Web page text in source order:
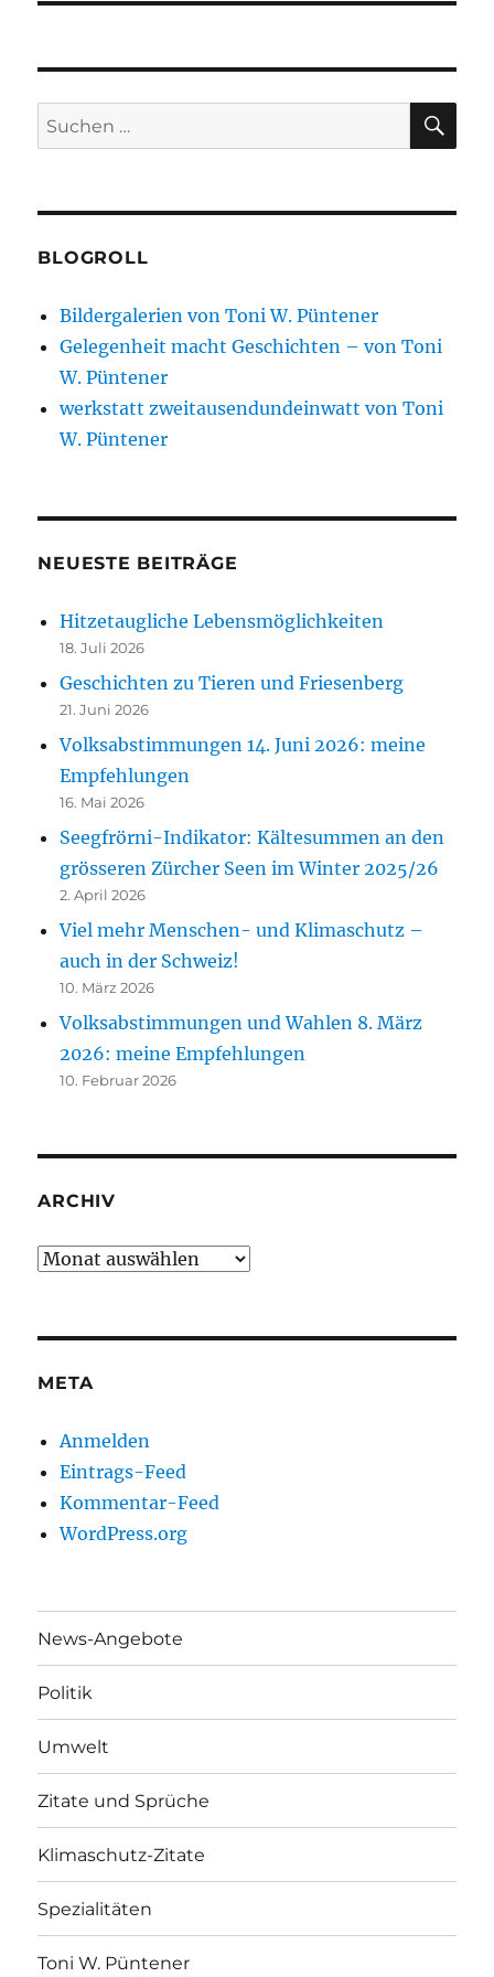
Suchen
nach:
BLOGROLL
Bildergalerien von Toni W. Püntener
Gelegenheit macht Geschichten – von Toni
W. Püntener
werkstatt zweitausendundeinwatt von Toni
W. Püntener
NEUESTE BEITRÄGE
Hitzetaugliche Lebensmöglichkeiten
18. Juli 2026
Geschichten zu Tieren und Friesenberg
21. Juni 2026
Volksabstimmungen 14. Juni 2026: meine
Empfehlungen
16. Mai 2026
Seegfrörni-Indikator: Kältesummen an den
grösseren Zürcher Seen im Winter 2025/26
2. April 2026
Viel mehr Menschen- und Klimaschutz –
auch in der Schweiz!
10. März 2026
Volksabstimmungen und Wahlen 8. März
2026: meine Empfehlungen
10. Februar 2026
ARCHIV
Archiv
META
Anmelden
Eintrags-Feed
Kommentar-Feed
WordPress.org
News-Angebote
Politik
Umwelt
Zitate und Sprüche
Klimaschutz-Zitate
Spezialitäten
Toni W. Püntener